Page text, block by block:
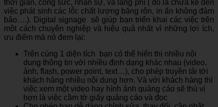
thời gian, công sức, nhân sự, và lãng phí ( đó là chưa kể đến
việc phát sinh các lỗi: chất lượng băng rôn, in ấn không đảm
bảo….). Digital signage sẽ giúp bạn triển khai các việc trên
một cách chuyên nghiệp và hiệu quả nhất vì những lợi ích,
ưu điểm mà nó đem lại:
Trên cùng 1 diện tích bạn có thể hiển thị nhiều nội
dung thông tin với nhiều định dạng khác nhau (video,
ảnh, flash, power point, text…), cho phép truyền tải tới
khách hàng nhiều nội dung hơn. Và với khách hàng thì
việc xem một video hay hình ảnh quảng cáo sẽ thú vị
hơn là việc cầm tờ giấy quảng cáo và đọc